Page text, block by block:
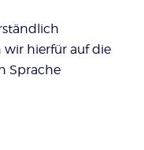
hierfür auf die
Sprache